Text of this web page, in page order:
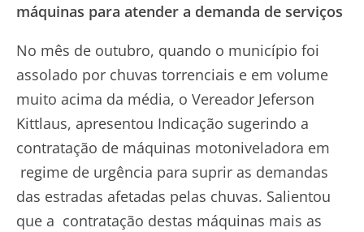
máquinas para atender a demanda de serviços
No mês de outubro, quando o município foi
assolado por chuvas torrenciais e em volume
muito acima da média, o Vereador Jeferson
Kittlaus, apresentou Indicação sugerindo a
contratação de máquinas motoniveladora em
regime de urgência para suprir as demandas
das estradas afetadas pelas chuvas. Salientou
que a contratação destas máquinas mais as